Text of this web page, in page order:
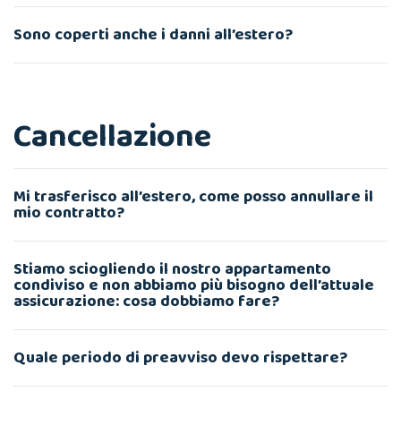
Sono coperti anche i danni all’estero?
Cancellazione
Mi trasferisco all’estero, come posso annullare il
mio contratto?
Stiamo sciogliendo il nostro appartamento
condiviso e non abbiamo più bisogno dell’attuale
assicurazione: cosa dobbiamo fare?
Quale periodo di preavviso devo rispettare?